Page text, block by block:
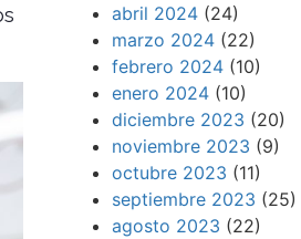
abril 2024 (24)
marzo 2024 (22)
febrero 2024 (10)
enero 2024 (10)
diciembre 2023 (20)
noviembre 2023 (9)
octubre 2023 (11)
septiembre 2023 (25)
agosto 2023 (22)